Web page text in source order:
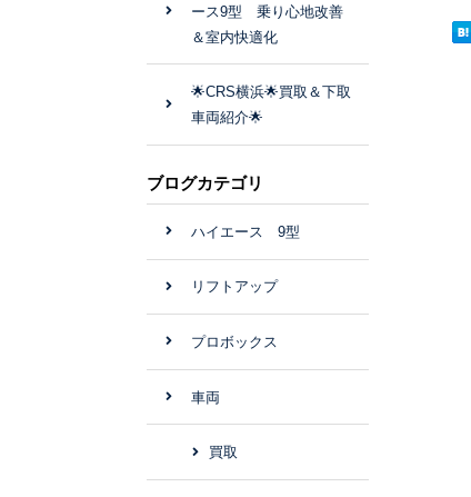
ース9型 乗り心地改善
＆室内快適化
🌟CRS横浜🌟買取＆下取
車両紹介🌟
ブログカテゴリ
ハイエース 9型
リフトアップ
プロボックス
車両
買取